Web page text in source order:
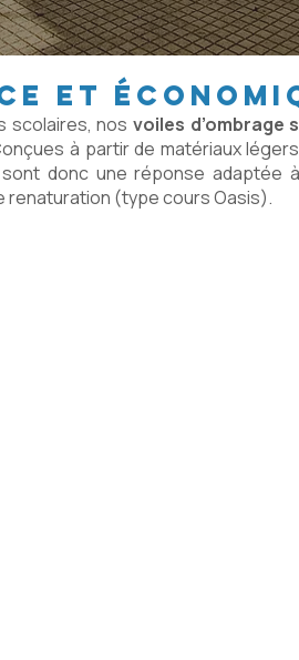
et
scolaires, nos voiles d’ombrage
à partir de matériaux
sont donc une réponse adaptée
renaturation (type cours Oasis).